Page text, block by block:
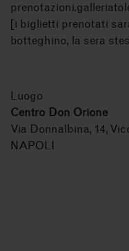
[i biglietti prenotati
botteghino, la sera
Luogo
Centro Don Orione
Via Donnalbina, 14,
NAPOLI